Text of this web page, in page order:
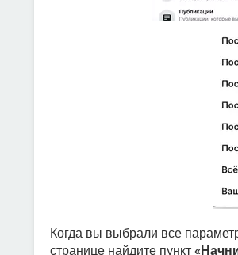
Когда вы выбрали все
странице найдите пункт